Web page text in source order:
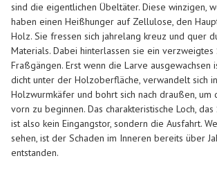
sind die eigentlichen Übeltäter. Diese winzigen,
haben einen Heißhunger auf Zellulose, den
Holz. Sie fressen sich jahrelang kreuz und quer
Materials. Dabei hinterlassen sie ein verzweigtes
Fraßgängen. Erst wenn die Larve ausgewachsen
dicht unter der Holzoberfläche, verwandelt sich
Holzwurmkäfer und bohrt sich nach draußen, um
vorn zu beginnen. Das charakteristische Loch,
ist also kein Eingangstor, sondern die Ausfahrt.
sehen, ist der Schaden im Inneren bereits über
entstanden.